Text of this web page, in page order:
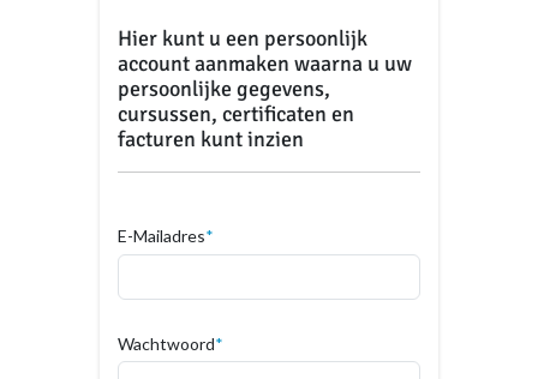
Hier kunt u een persoonlijk
account aanmaken waarna u uw
persoonlijke gegevens,
cursussen, certificaten en
facturen kunt inzien
E-Mailadres
Wachtwoord